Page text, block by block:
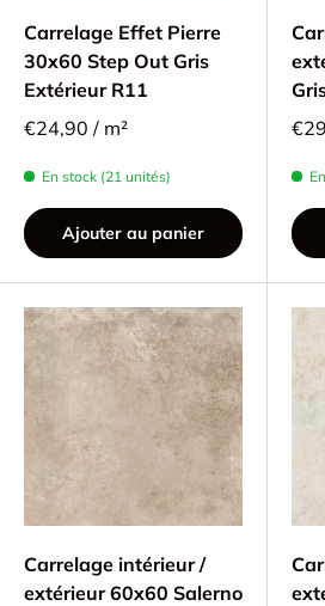
Carrelage Effet Pierre
30x60 Step Out Gris
Extérieur R11
€24,90 / m²
En stock (21 unités)
Ajouter au panier
Carrelage intérieur /
extérieur 60x60 Salerno